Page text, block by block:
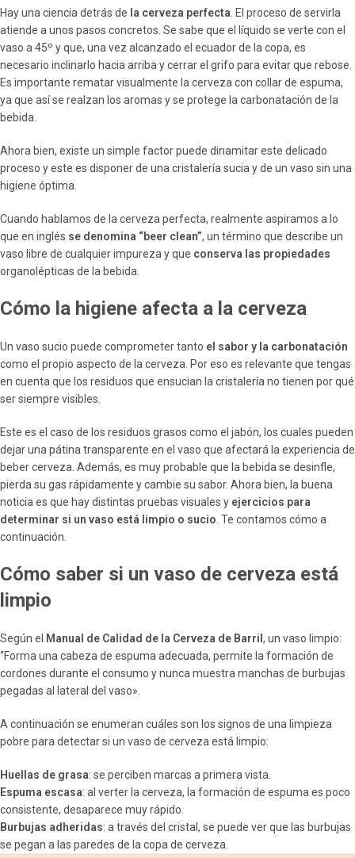
Hay una ciencia detrás de la cerveza perfecta. El proceso de servirla
atiende a unos pasos concretos. Se sabe que el líquido se verte con el
vaso a 45º y que, una vez alcanzado el ecuador de la copa, es
necesario inclinarlo hacia arriba y cerrar el grifo para evitar que rebose.
Es importante rematar visualmente la cerveza con collar de espuma,
ya que así se realzan los aromas y se protege la carbonatación de la
bebida.
Ahora bien, existe un simple factor puede dinamitar este delicado
proceso y este es disponer de una cristalería sucia y de un vaso sin una
higiene óptima.
Cuando hablamos de la cerveza perfecta, realmente aspiramos a lo
que en inglés se denomina “beer clean”, un término que describe un
vaso libre de cualquier impureza y que conserva las propiedades
organolépticas de la bebida.
Cómo la higiene afecta a la cerveza
Un vaso sucio puede comprometer tanto el sabor y la carbonatación
como el propio aspecto de la cerveza. Por eso es relevante que tengas
en cuenta que los residuos que ensucian la cristalería no tienen por qué
ser siempre visibles.
Este es el caso de los residuos grasos como el jabón, los cuales pueden
dejar una pátina transparente en el vaso que afectará la experiencia de
beber cerveza. Además, es muy probable que la bebida se desinfle,
pierda su gas rápidamente y cambie su sabor. Ahora bien, la buena
noticia es que hay distintas pruebas visuales y ejercicios para
determinar si un vaso está limpio o sucio. Te contamos cómo a
continuación.
Cómo saber si un vaso de cerveza está
limpio
Según el Manual de Calidad de la Cerveza de Barril , un vaso limpio:
“Forma una cabeza de espuma adecuada, permite la formación de
cordones durante el consumo y nunca muestra manchas de burbujas
pegadas al lateral del vaso».
A continuación se enumeran cuáles son los signos de una limpieza
pobre para detectar si un vaso de cerveza está limpio:
Huellas de grasa: se perciben marcas a primera vista.
Espuma escasa: al verter la cerveza, la formación de espuma es poco
consistente, desaparece muy rápido.
Burbujas adheridas: a través del cristal, se puede ver que las burbujas
se pegan a las paredes de la copa de cerveza.